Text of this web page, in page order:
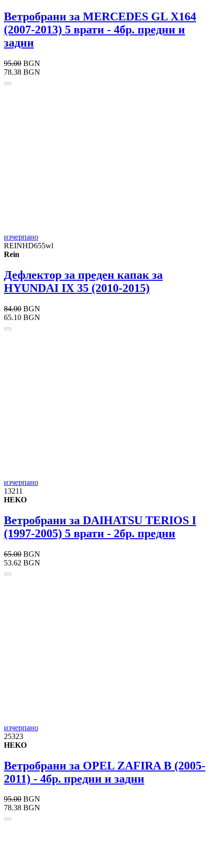
Ветробрани за MERCEDES GL X164
(2007-2013) 5 врати - 4бр. предни и
задни
95.00 BGN
78.38 BGN
изчерпано
REINHD655wl
Rein
Дефлектор за преден капак за
HYUNDAI IX 35 (2010-2015)
84.00 BGN
65.10 BGN
изчерпано
13211
HEKO
Ветробрани за DAIHATSU TERIOS I
(1997-2005) 5 врати - 2бр. предни
65.00 BGN
53.62 BGN
изчерпано
25323
HEKO
Ветробрани за OPEL ZAFIRA B (2005-
2011) - 4бр. предни и задни
95.00 BGN
78.38 BGN